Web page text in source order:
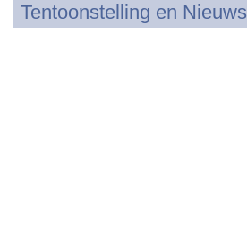
Tentoonstelling en Nieuws